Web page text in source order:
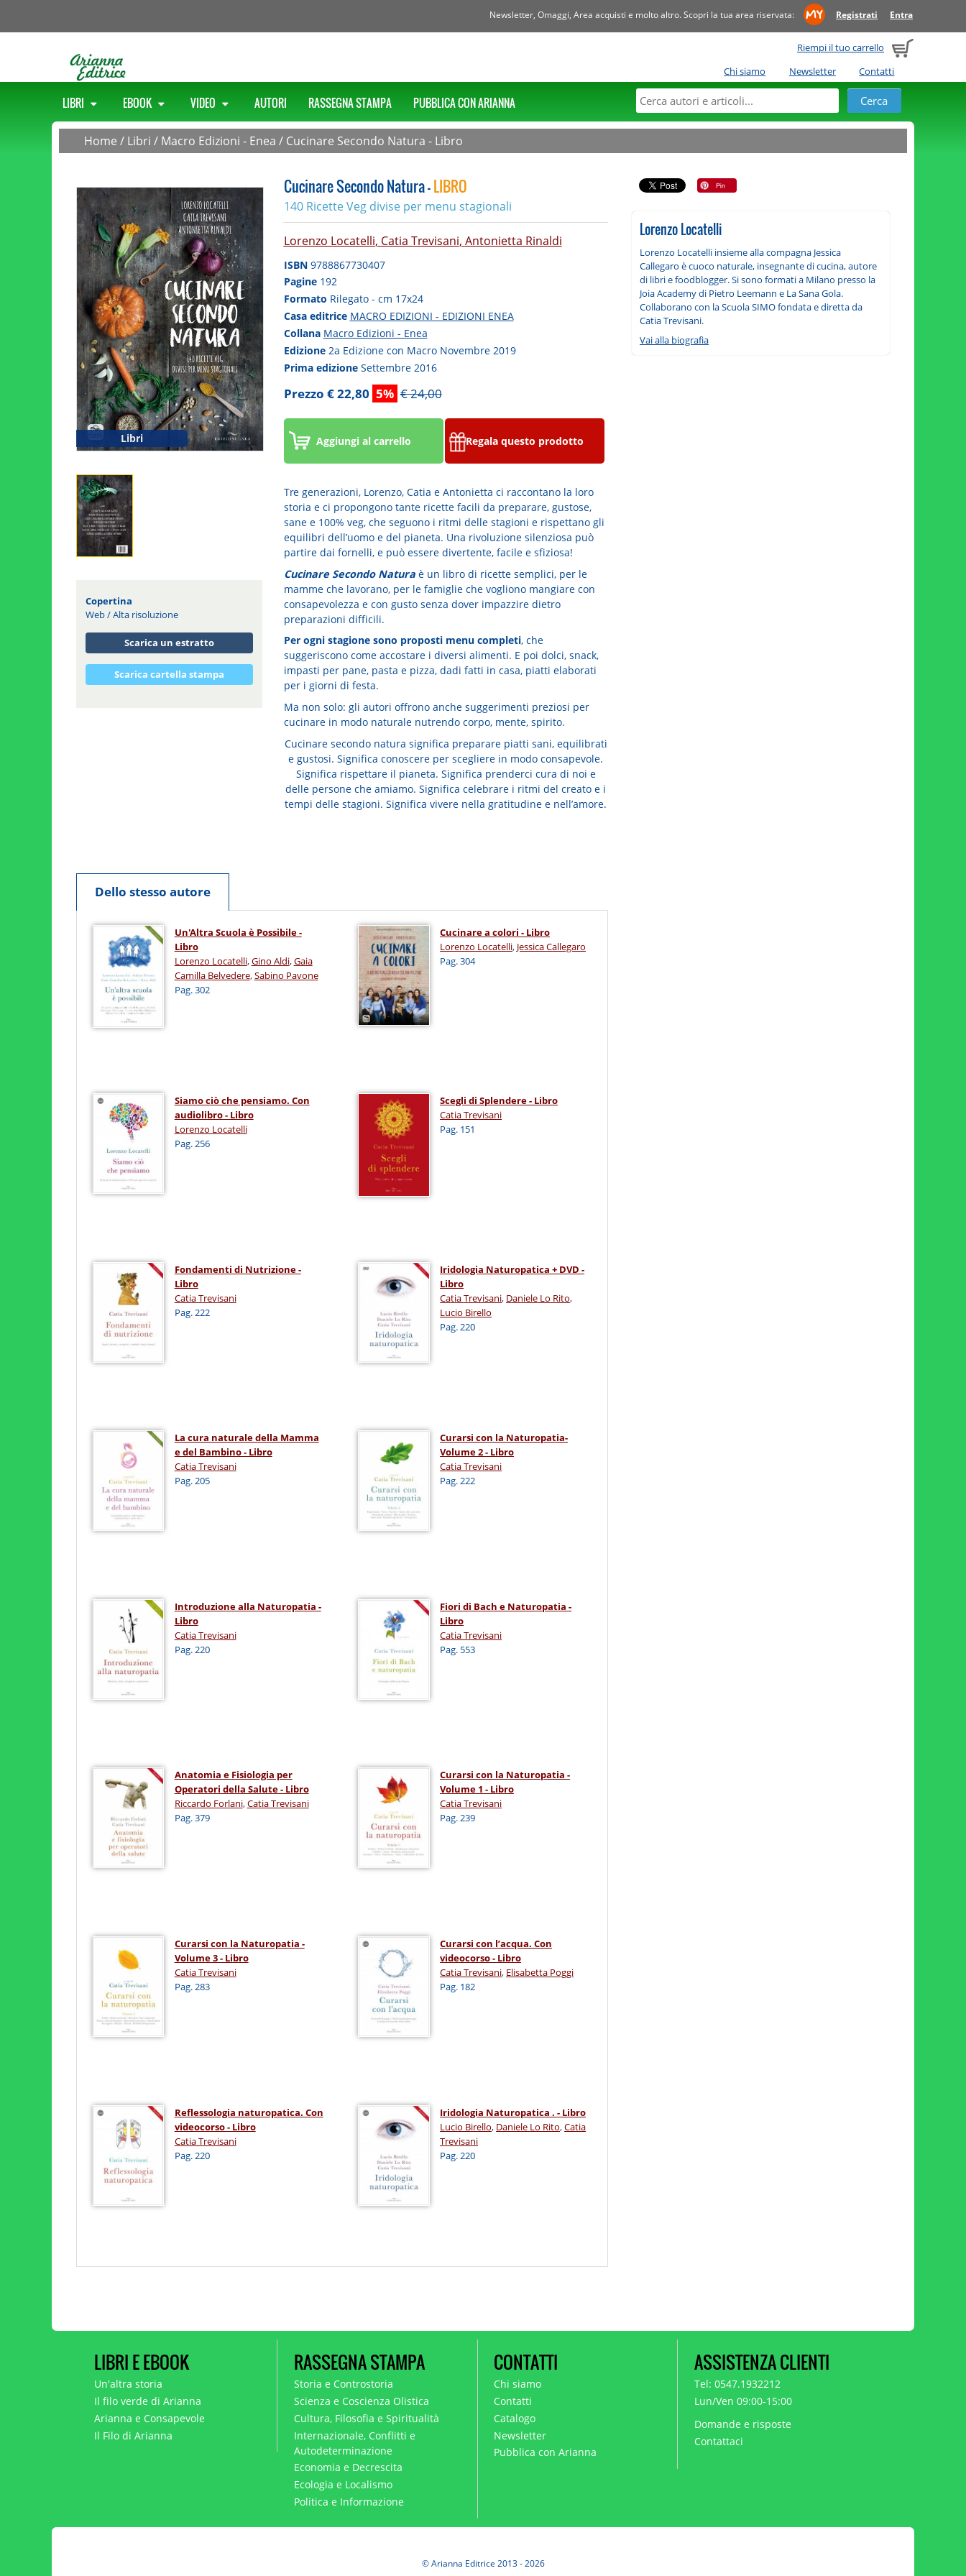
Newsletter, Omaggi, Area acquisti e molto altro. Scopri la tua area riservata: Registrati Entra
Riempi il tuo carrello
Chi siamo
Newsletter Contatti
LIBRI EBOOK VIDEO AUTORI RASSEGNA STAMPA PUBBLICA CON ARIANNA
Home / Libri / Macro Edizioni - Enea / Cucinare Secondo Natura - Libro
Libri
Copertina
Web/Alta risoluzione
Scarica un estratto
Scarica cartella stampa
Cucinare Secondo Natura -LIBRO
140 Ricette Veg divise per menu stagionali
Lorenzo Locatelli, Catia Trevisani, Antonietta Rinaldi
ISBN 9788867730407
Pagine 192
Formato Rilegato - cm 17x24
Casa editrice MACRO EDIZIONI - EDIZIONI ENEA
Collana Macro Edizioni - Enea
Edizione 2a Edizione con Macro Novembre 2019
Prima edizione Settembre 2016
Prezzo € 22,80 5% € 24,00
Aggiungi al carrello Regala questo prodotto
Tre generazioni, Lorenzo, Catia e Antonietta ci raccontano la loro
storia e ci propongono tante ricette facili da preparare, gustose,
sane e 100% veg, che seguono i ritmi delle stagioni e rispettano gli
equilibri dell’uomo e del pianeta. Una rivoluzione silenziosa può
partire dai fornelli, e può essere divertente, facile e sfiziosa!
Cucinare Secondo Naturaè un libro di ricette semplici, per le
mamme che lavorano, per le famiglie che vogliono mangiare con
consapevolezza e con gusto senza dover impazzire dietro
preparazioni difficili.
Per ogni stagione sono proposti menu completi, che
suggeriscono come accostare i diversi alimenti. E poi dolci, snack,
impasti per pane, pasta e pizza, dadi fatti in casa, piatti elaborati
per i giorni di festa.
Ma non solo: gli autori offrono anche suggerimenti preziosi per
cucinare in modo naturale nutrendo corpo, mente, spirito.
Cucinare secondo natura significa preparare piatti sani, equilibrati
e gustosi. Significa conoscere per scegliere in modo consapevole.
Significa rispettare il pianeta. Significa prenderci cura di noi e
delle persone che amiamo. Significa celebrare i ritmi del creato e i
tempi delle stagioni. Significa vivere nella gratitudine e nell’amore.
Dello stesso autore
Un'Altra Scuola è Possibile -
Libro
Lorenzo Locatelli,Gino Aldi,Gaia
Camilla Belvedere,Sabino Pavone
Pag. 302
Cucinare a colori - Libro
Lorenzo Locatelli, Jessica Callegaro
Pag. 304
Siamo ciò che pensiamo. Con
audiolibro - Libro
Lorenzo Locatelli
Pag. 256
Scegli di Splendere - Libro
Catia Trevisani
Pag. 151
Fondamenti di Nutrizione -
Libro
Catia Trevisani
Pag. 222
Iridologia Naturopatica + DVD -
Libro
Catia Trevisani, Daniele Lo Rito,
Lucio Birello
Pag. 220
La cura naturale della Mamma
e del Bambino - Libro
Catia Trevisani
Pag. 205
Curarsi con la Naturopatia-
Volume 2 - Libro
Catia Trevisani
Pag. 222
Introduzione alla Naturopatia -
Libro
Catia Trevisani
Pag. 220
Fiori di Bach e Naturopatia -
Libro
Catia Trevisani
Pag. 553
Anatomia e Fisiologia per
Operatori della Salute - Libro
Riccardo Forlani,Catia Trevisani
Pag. 379
Curarsi con la Naturopatia -
Volume 1 - Libro
Catia Trevisani
Pag. 239
Curarsi con la Naturopatia -
Volume 3 - Libro
Catia Trevisani
Pag. 283
Curarsi con l’acqua. Con
videocorso - Libro
Catia Trevisani, Elisabetta Poggi
Pag. 182
Reflessologia naturopatica. Con
videocorso - Libro
Catia Trevisani
Pag. 220
Iridologia Naturopatica . - Libro
Lucio Birello, Daniele Lo Rito,Catia
Trevisani
Pag. 220
Lorenzo Locatelli
Lorenzo Locatelli insieme alla compagna Jessica
Callegaro è cuoco naturale, insegnante di cucina, autore
di libri e foodblogger. Si sono formati a Milano presso la
Joia Academy di Pietro Leemann e La Sana Gola.
Collaborano con la Scuola SIMO fondata e diretta da
Catia Trevisani.
Vai alla biografia
LIBRI E EBOOK
Un'altra storia
Il filo verde di Arianna
Arianna e Consapevole
Il Filo di Arianna
RASSEGNA STAMPA
Storia e Controstoria
Scienza e Coscienza Olistica
Cultura, Filosofia e Spiritualità
Internazionale, Conflitti e
Autodeterminazione
Economia e Decrescita
Ecologia e Localismo
Politica e Informazione
CONTATTI
Chi siamo
Contatti
Catalogo
Newsletter
Pubblica con Arianna
ASSISTENZA CLIENTI
Tel: 0547.1932212
Lun/Ven 09:00-15:00
Domande e risposte
Contattaci
© Arianna Editrice 2013 - 2026